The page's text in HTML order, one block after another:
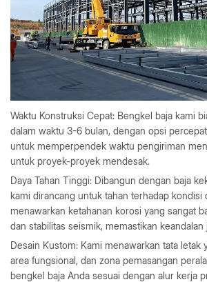
Waktu Konstruksi Cepat: Bengkel baja kami
dalam waktu 3-6 bulan, dengan opsi
untuk memperpendek waktu pengiriman
untuk proyek-proyek mendesak.
Daya Tahan Tinggi: Dibangun dengan baja
kami dirancang untuk tahan terhadap kondisi
menawarkan ketahanan korosi yang sangat
dan stabilitas seismik, memastikan keandalan
Desain Kustom: Kami menawarkan tata letak
area fungsional, dan zona pemasangan
bengkel baja Anda sesuai dengan alur kerja